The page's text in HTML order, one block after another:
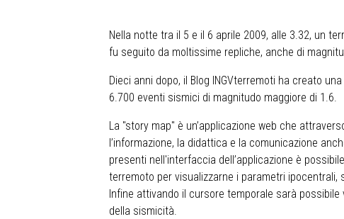
Nella notte tra il 5 e il 6 aprile 2009, alle 3.32, un
fu seguito da moltissime repliche, anche di
Dieci anni dopo, il Blog INGVterremoti ha creato
6.700 eventi sismici di magnitudo maggiore di 1.6.
La "story map" è un’applicazione web che
l’informazione, la didattica e la comunicazione
presenti nell'interfaccia dell’applicazione è
terremoto per visualizzarne i parametri
Infine attivando il cursore temporale sarà
della sismicità.